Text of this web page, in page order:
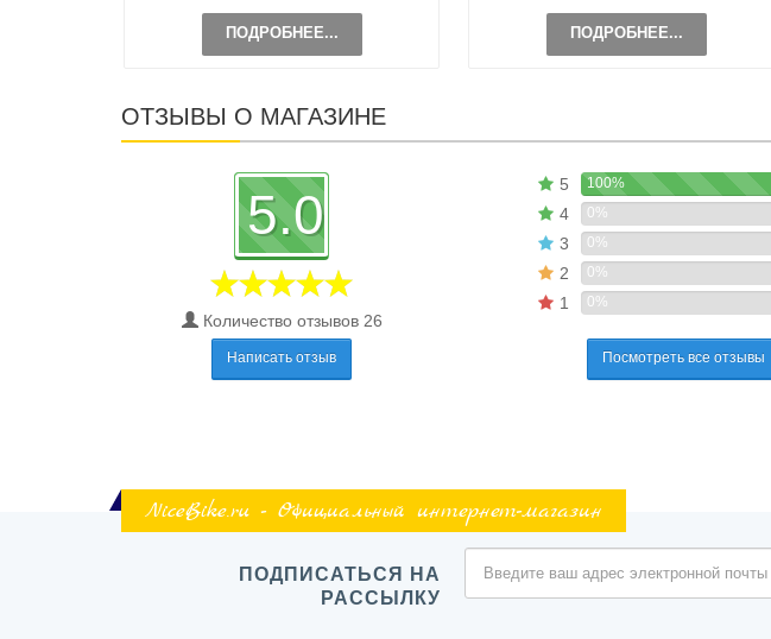
ПОДРОБНЕЕ... ПОДРОБНЕЕ...
ОТЗЫВЫ О МАГАЗИНЕ
5.0
Количество отзывов 26
Написать отзыв
5 100%
4 0%
3 0%
2 0%
1 0%
Посмотреть все отзывы
NiceBike.ru - Официальный интернет-магазин
ПОДПИСАТЬСЯ НА
РАССЫЛКУ